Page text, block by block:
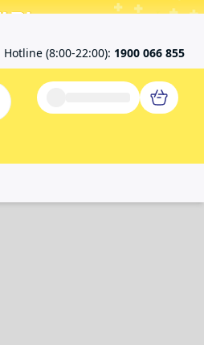
Hotline (8:00-22:00): 1900 066 855